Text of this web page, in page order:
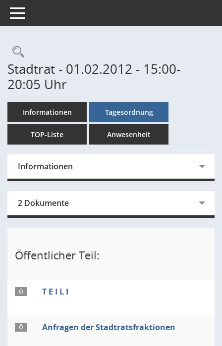
Toggle navigation
Rechercheauswahl
Stadtrat - 01.02.2012 - 15:00-
20:05 Uhr
Informationen Tagesordnung
TOP-Liste Anwesenheit
Informationen
2 Dokumente
Öffentlicher Teil:
Ö T E I L I
Ö Anfragen der Stadtratsfraktionen